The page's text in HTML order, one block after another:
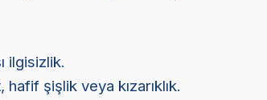
ilgisizlik.
hafif şişlik veya kızarıklık.